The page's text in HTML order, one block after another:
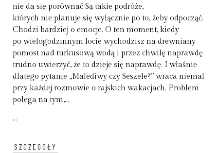
nie da się porównać Są takie podróże,
których nie planuje się wyłącznie po to, żeby odpocząć.
Chodzi bardziej o emocje. O ten moment, kiedy
po wielogodzinnym locie wychodzisz na drewniany
pomost nad turkusową wodą i przez chwilę naprawdę
trudno uwierzyć, że to dzieje się naprawdę. I właśnie
dlatego pytanie „Malediwy czy Seszele?” wraca niemal
przy każdej rozmowie o rajskich wakacjach. Problem
polega na tym,...
...
SZCZEGÓŁY